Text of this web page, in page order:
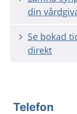
din
Se bokad
direkt
Telefon